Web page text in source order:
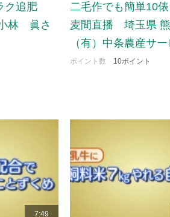
ク追肥
林 眞さ
二毛作でも簡単10
麦間直播 埼玉県 熊
（有）中条農産サ
ポイント数 10ポイント
7:49